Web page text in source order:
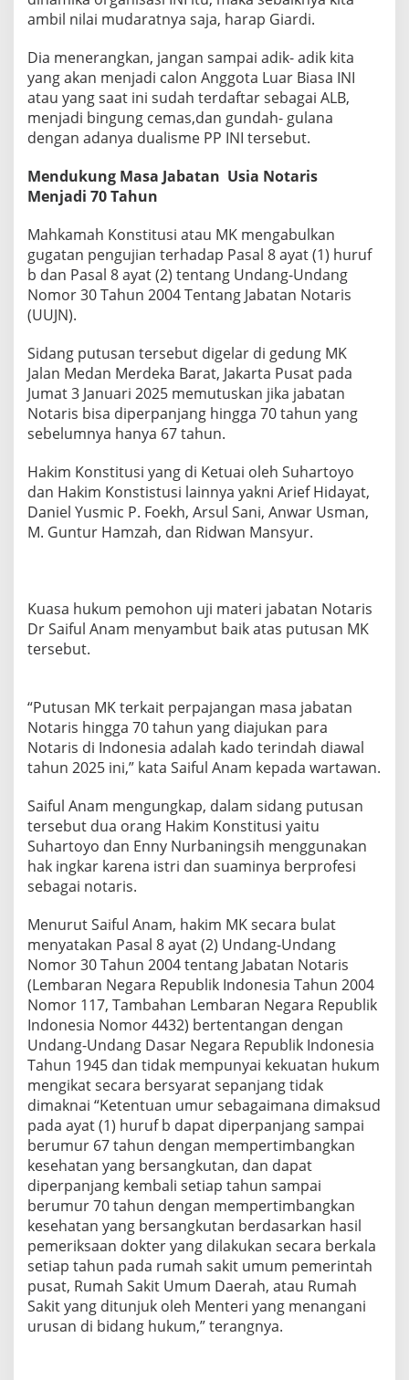
ambil nilai mudaratnya saja, harap Giardi.
Dia menerangkan, jangan sampai adik- adik kita
yang akan menjadi calon Anggota Luar Biasa INI
atau yang saat ini sudah terdaftar sebagai ALB,
menjadi bingung cemas,dan gundah- gulana
dengan adanya dualisme PP INI tersebut.
Mendukung Masa Jabatan Usia Notaris
Menjadi 70 Tahun
Mahkamah Konstitusi atau MK mengabulkan
gugatan pengujian terhadap Pasal 8 ayat (1) huruf
b dan Pasal 8 ayat (2) tentang Undang-Undang
Nomor 30 Tahun 2004 Tentang Jabatan Notaris
(UUJN).
Sidang putusan tersebut digelar di gedung MK
Jalan Medan Merdeka Barat, Jakarta Pusat pada
Jumat 3 Januari 2025 memutuskan jika jabatan
Notaris bisa diperpanjang hingga 70 tahun yang
sebelumnya hanya 67 tahun.
Hakim Konstitusi yang di Ketuai oleh Suhartoyo
dan Hakim Konstistusi lainnya yakni Arief Hidayat,
Daniel Yusmic P. Foekh, Arsul Sani, Anwar Usman,
M. Guntur Hamzah, dan Ridwan Mansyur.
Kuasa hukum pemohon uji materi jabatan Notaris
Dr Saiful Anam menyambut baik atas putusan MK
tersebut.
“Putusan MK terkait perpajangan masa jabatan
Notaris hingga 70 tahun yang diajukan para
Notaris di Indonesia adalah kado terindah diawal
tahun 2025 ini,” kata Saiful Anam kepada wartawan.
Saiful Anam mengungkap, dalam sidang putusan
tersebut dua orang Hakim Konstitusi yaitu
Suhartoyo dan Enny Nurbaningsih menggunakan
hak ingkar karena istri dan suaminya berprofesi
sebagai notaris.
Menurut Saiful Anam, hakim MK secara bulat
menyatakan Pasal 8 ayat (2) Undang-Undang
Nomor 30 Tahun 2004 tentang Jabatan Notaris
(Lembaran Negara Republik Indonesia Tahun 2004
Nomor 117, Tambahan Lembaran Negara Republik
Indonesia Nomor 4432) bertentangan dengan
Undang-Undang Dasar Negara Republik Indonesia
Tahun 1945 dan tidak mempunyai kekuatan hukum
mengikat secara bersyarat sepanjang tidak
dimaknai “Ketentuan umur sebagaimana dimaksud
pada ayat (1) huruf b dapat diperpanjang sampai
berumur 67 tahun dengan mempertimbangkan
kesehatan yang bersangkutan, dan dapat
diperpanjang kembali setiap tahun sampai
berumur 70 tahun dengan mempertimbangkan
kesehatan yang bersangkutan berdasarkan hasil
pemeriksaan dokter yang dilakukan secara berkala
setiap tahun pada rumah sakit umum pemerintah
pusat, Rumah Sakit Umum Daerah, atau Rumah
Sakit yang ditunjuk oleh Menteri yang menangani
urusan di bidang hukum,” terangnya.